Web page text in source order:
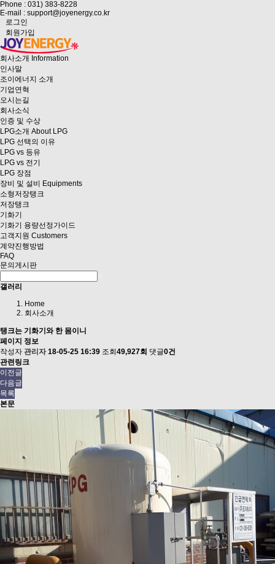
Phone : 031) 383-8228
E-mail : support@joyenergy.co.kr
로그인
회원가입
회사소개 Information
인사말
조이에너지 소개
기업연혁
오시는길
회사소식
인증 및 수상
LPG소개 About LPG
LPG 선택의 이유
LPG vs 등유
LPG vs 전기
LPG 장점
장비 및 설비
Equipments
소형저장탱크
저장탱크
기화기
기화기 용량선정가이드
고객지원 Customers
계약진행방법
FAQ
문의게시판
갤러리
Home
회사소개
탱크는 기화기와 한 몸이니
페이지 정보
작성자 관리자 18-05-25 16:39 조회 49,927회 댓글0건
관련링크
이전글
다음글
목록
본문